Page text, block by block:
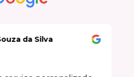
da Silva